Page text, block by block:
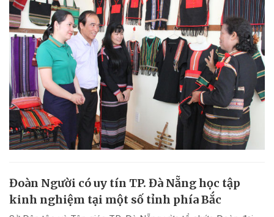
Đoàn Người có uy tín TP. Đà Nẵng học tập
kinh nghiệm tại một số tỉnh phía Bắc